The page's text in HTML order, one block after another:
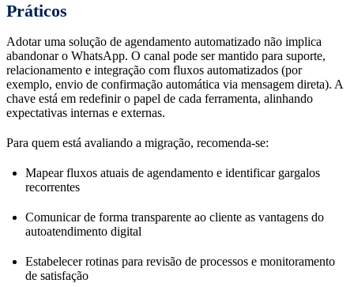
Práticos
Adotar uma solução de agendamento automatizado não implica
abandonar o WhatsApp. O canal pode ser mantido para suporte,
relacionamento e integração com fluxos automatizados (por
exemplo, envio de confirmação automática via mensagem direta). A
chave está em redefinir o papel de cada ferramenta, alinhando
expectativas internas e externas.
Para quem está avaliando a migração, recomenda-se:
Mapear fluxos atuais de agendamento e identificar gargalos
recorrentes
Comunicar de forma transparente ao cliente as vantagens do
autoatendimento digital
Estabelecer rotinas para revisão de processos e monitoramento
de satisfação